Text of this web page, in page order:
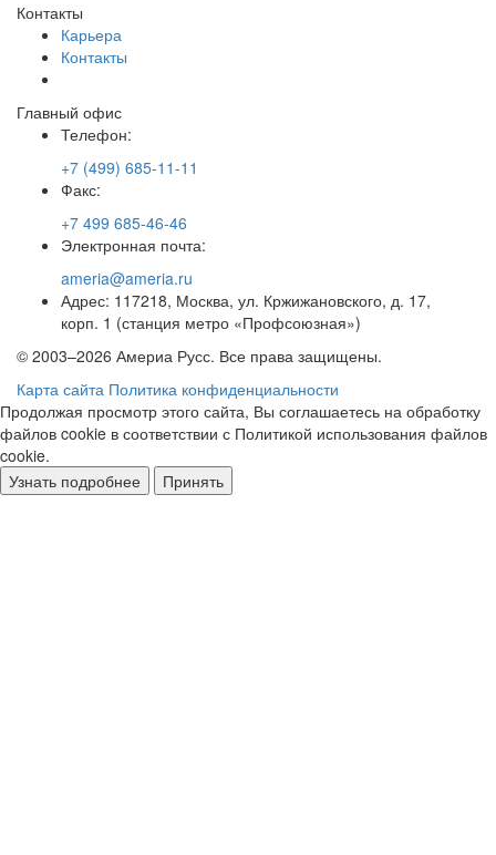
Контакты
Карьера
Контакты
Главный офис
Телефон:
+7 (499) 685-11-11
Факс:
+7 499 685-46-46
Электронная почта:
ameria@ameria.ru
Адрес: 117218, Москва, ул. Кржижановского, д. 17,
корп. 1 (станция метро «Профсоюзная»)
© 2003–2026 Америа Русс. Все права защищены.
Карта сайта Политика конфиденциальности
Продолжая просмотр этого сайта, Вы соглашаетесь на обработку
файлов cookie в соответствии с Политикой использования файлов
cookie.
Узнать подробнее
Принять